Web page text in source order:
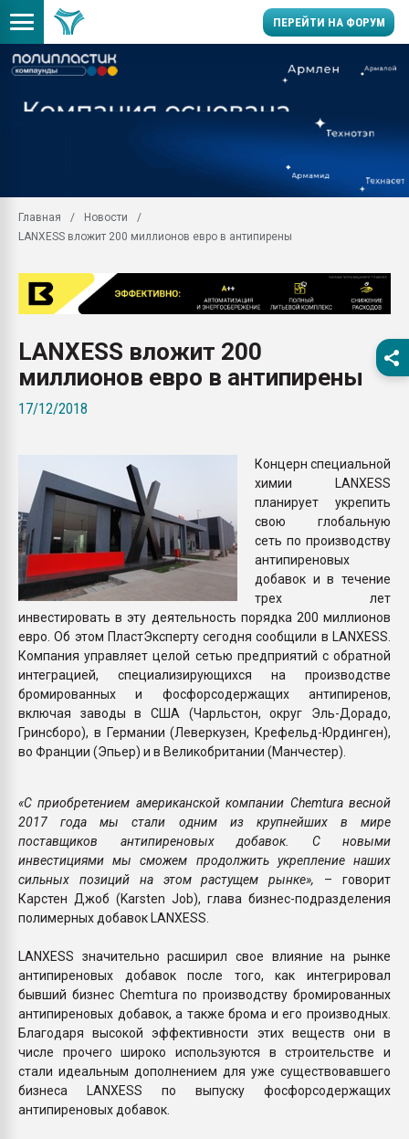
ПЕРЕЙТИ НА ФОРУМ
производство SPC
заводу пластмасс"
Подмосковье, Москва
28.07.2026
28.07.2026
ситуацией на
ПЕРЕЙТИ НА
Главная
Новости
LANXESS вложит 200 миллионов евро в антипирены
LANXESS вложит 200
миллионов евро в антипирены
17/12/2018
Концерн специальной
химии LANXESS
планирует укрепить
свою глобальную
сеть по производству
антипиреновых
добавок и в течение
трех лет
инвестировать в эту деятельность порядка 200 миллионов
евро. Об этом ПластЭксперту сегодня сообщили в LANXESS.
Компания управляет целой сетью предприятий с обратной
интеграцией, специализирующихся на производстве
бромированных и фосфорсодержащих антипиренов,
включая заводы в США (Чарльстон, округ Эль-Дорадо,
Гринсборо), в Германии (Леверкузен, Крефельд-Юрдинген),
во Франции (Эпьер) и в Великобритании (Манчестер).
«С приобретением американской компании Chemtura весной
2017 года мы стали одним из крупнейших в мире
поставщиков антипиреновых добавок. С новыми
инвестициями мы сможем продолжить укрепление наших
сильных позиций на этом растущем рынке», – говорит
Карстен Джоб (Karsten Job), глава бизнес-подразделения
полимерных добавок LANXESS.
LANXESS значительно расширил свое влияние на рынке
антипиреновых добавок после того, как интегрировал
бывший бизнес Chemtura по производству бромированных
антипиреновых добавок, а также брома и его производных.
Благодаря высокой эффективности этих веществ они в
числе прочего широко используются в строительстве и
стали идеальным дополнением для уже существовавшего
бизнеса LANXESS по выпуску фосфорсодержащих
антипиреновых добавок.